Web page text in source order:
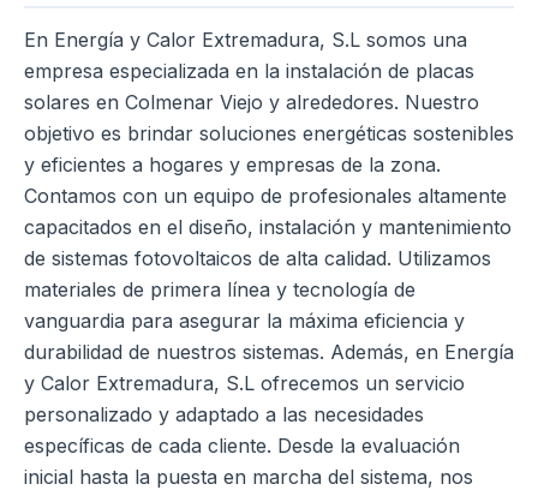
En Energía y Calor Extremadura, S.L somos una
empresa especializada en la instalación de placas
solares en Colmenar Viejo y alrededores. Nuestro
objetivo es brindar soluciones energéticas sostenibles
y eficientes a hogares y empresas de la zona.
Contamos con un equipo de profesionales altamente
capacitados en el diseño, instalación y mantenimiento
de sistemas fotovoltaicos de alta calidad. Utilizamos
materiales de primera línea y tecnología de
vanguardia para asegurar la máxima eficiencia y
durabilidad de nuestros sistemas. Además, en Energía
y Calor Extremadura, S.L ofrecemos un servicio
personalizado y adaptado a las necesidades
específicas de cada cliente. Desde la evaluación
inicial hasta la puesta en marcha del sistema, nos